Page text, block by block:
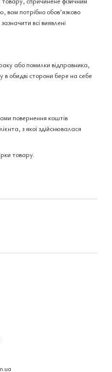
потрібно обов’язково
всі виявлені
або помилки відправника,
в обидві сторони бере на себе
повернення коштів
з якої здійснювалася
товару.